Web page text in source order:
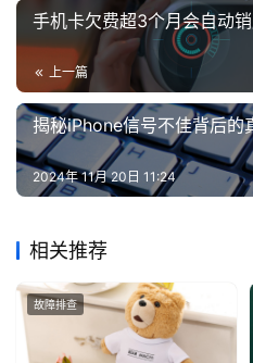
手机卡欠费超3个月会自动
上一篇
揭秘iPhone信号不佳背后的
2024年 11月 20日 11:24
相关推荐
故障排查